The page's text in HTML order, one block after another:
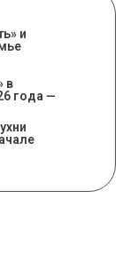
и
в
года —